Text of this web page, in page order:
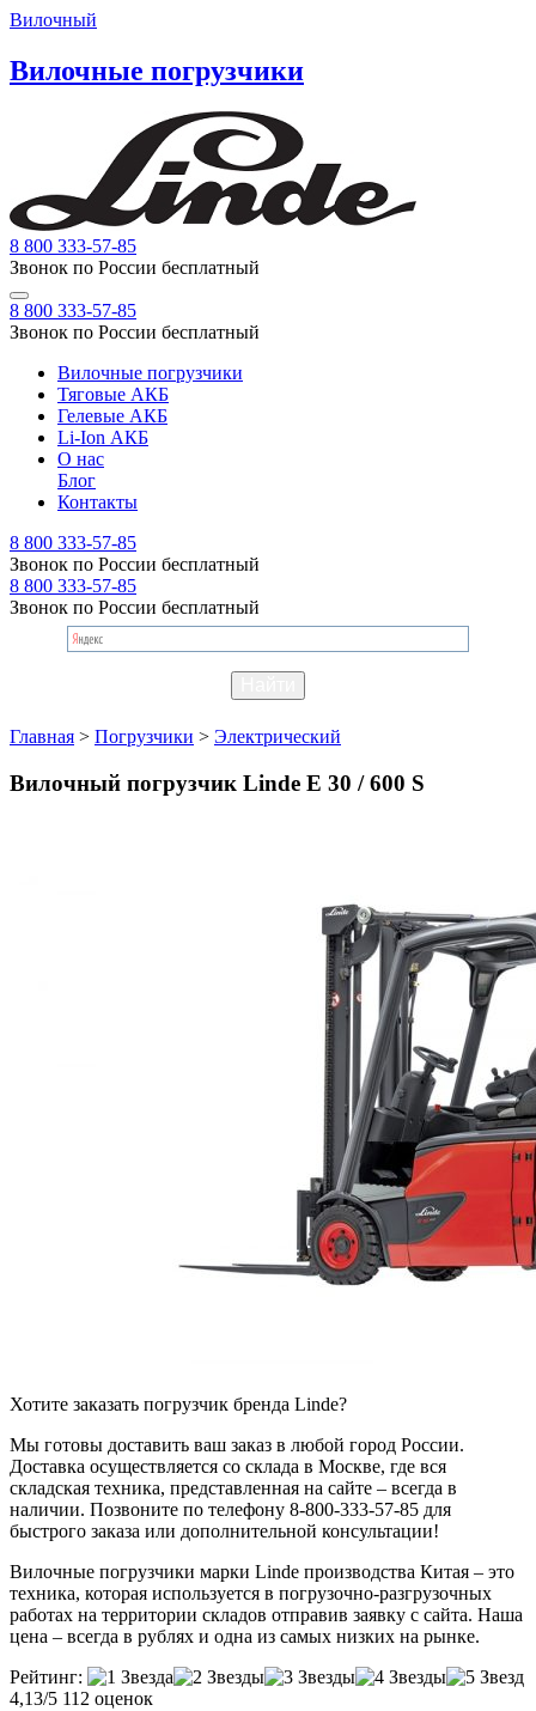
Вилочный
Вилочные погрузчики
8 800 333-57-85
Звонок по России бесплатный
8 800 333-57-85
Звонок по России бесплатный
Вилочные погрузчики
Тяговые АКБ
Гелевые АКБ
Li-Ion АКБ
О нас
Блог
Контакты
8 800 333-57-85
Звонок по России бесплатный
8 800 333-57-85
Звонок по России бесплатный
Главная > Погрузчики > Электрический
Вилочный погрузчик Linde E 30 / 600 S
Хотите заказать погрузчик бренда Linde?
Мы готовы доставить ваш заказ в любой город России.
Доставка осуществляется со склада в Москве, где вся
складская техника, представленная на сайте – всегда в
наличии. Позвоните по телефону 8-800-333-57-85 для
быстрого заказа или дополнительной консультации!
Вилочные погрузчики марки Linde производства Китая – это
техника, которая используется в погрузочно-разгрузочных
работах на территории складов отправив заявку с сайта. Наша
цена – всегда в рублях и одна из самых низких на рынке.
Рейтинг:
4,13/5 112 оценок